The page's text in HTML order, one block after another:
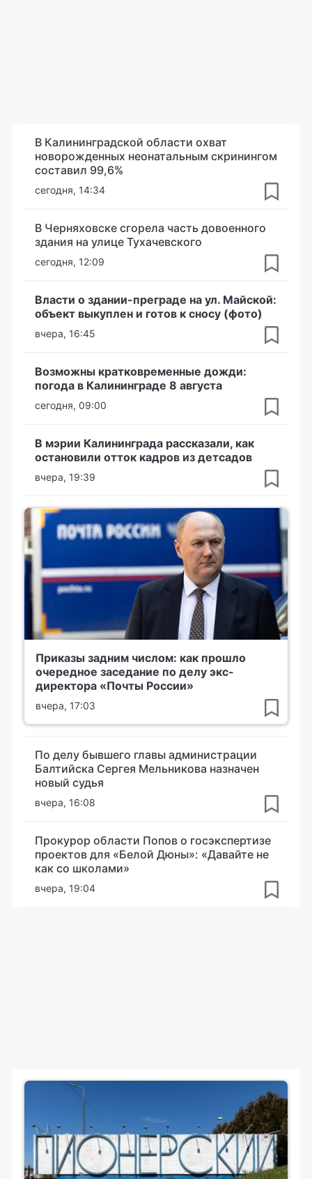
В Калининградской области охват
новорожденных неонатальным скринингом
составил 99,6%
сегодня, 14:34
В Черняховске сгорела часть довоенного
здания на улице Тухачевского
сегодня, 12:09
Власти о здании-преграде на ул. Майской:
объект выкуплен и готов к сносу (фото)
вчера, 16:45
Возможны кратковременные дожди:
погода в Калининграде 8 августа
сегодня, 09:00
В мэрии Калининграда рассказали, как
остановили отток кадров из детсадов
вчера, 19:39
Приказы задним числом: как прошло
очередное заседание по делу экс-
директора «Почты России»
вчера, 17:03
По делу бывшего главы администрации
Балтийска Сергея Мельникова назначен
новый судья
вчера, 16:08
Прокурор области Попов о госэкспертизе
проектов для «Белой Дюны»: «Давайте не
как со школами»
вчера, 19:04